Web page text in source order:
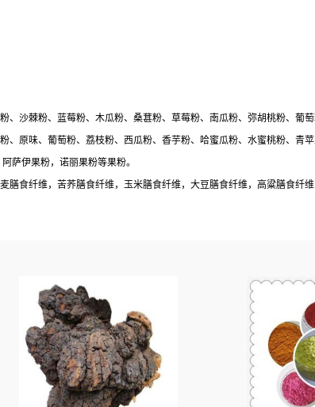
沙棘粉、蓝莓粉、木瓜粉、桑葚粉、草莓粉、南瓜粉、弥胡桃粉、葡
原味、葡萄粉、荔枝粉、西瓜粉、香芋粉、哈蜜瓜粉、水蜜桃粉、青苹
萨伊果粉，诺丽果粉等果粉。
食纤维，苦荞膳食纤维，玉米膳食纤维，大豆膳食纤维，高粱膳食纤维